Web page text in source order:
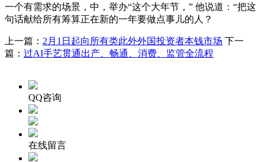
一个有需求的场景，中，举办“这个大年节，” 他说道：“把这
句话献给所有筹算正在新的一年要做点事儿的人？
上一篇： 2月1日起向所有类此外外国投资者本钱市场 下一
篇： 过AI手艺贯通出产、畅通、消费、监管全流程
QQ咨询
在线留言